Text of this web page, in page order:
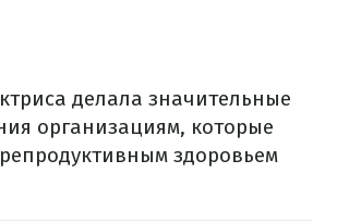
делала значительные
организациям, которые
здоровьем